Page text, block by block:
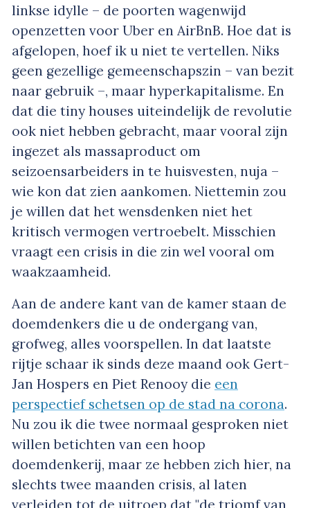
linkse idylle – de poorten wagenwijd
openzetten voor Uber en AirBnB. Hoe dat is
afgelopen, hoef ik u niet te vertellen. Niks
geen gezellige gemeenschapszin – van bezit
naar gebruik –, maar hyperkapitalisme. En
dat die tiny houses uiteindelijk de revolutie
ook niet hebben gebracht, maar vooral zijn
ingezet als massaproduct om
seizoensarbeiders in te huisvesten, nuja –
wie kon dat zien aankomen. Niettemin zou
je willen dat het wensdenken niet het
kritisch vermogen vertroebelt. Misschien
vraagt een crisis in die zin wel vooral om
waakzaamheid.
Aan de andere kant van de kamer staan de
doemdenkers die u de ondergang van,
grofweg, alles voorspellen. In dat laatste
rijtje schaar ik sinds deze maand ook Gert-
Jan Hospers en Piet Renooy die een
perspectief schetsen op de stad na corona.
Nu zou ik die twee normaal gesproken niet
willen betichten van een hoop
doemdenkerij, maar ze hebben zich hier, na
slechts twee maanden crisis, al laten